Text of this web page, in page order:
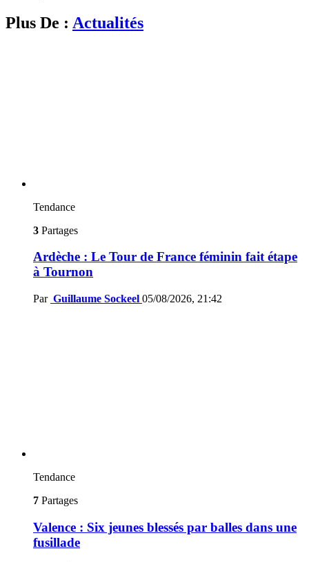
Plus De : Actualités
Tendance
3 Partages
Ardèche : Le Tour de France féminin fait étape
à Tournon
Par Guillaume Sockeel 05/08/2026, 21:42
Tendance
7 Partages
Valence : Six jeunes blessés par balles dans une
fusillade